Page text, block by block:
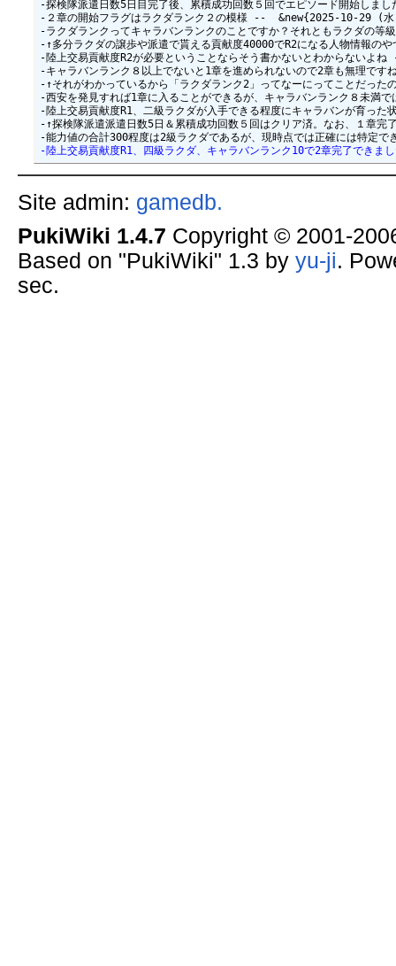
-探検隊派遣日数5日目完了後、累積成功回数５回でエピソード開始
-２章の開始フラグはラクダランク２の模様 --  &new{2025-10-29
-ラクダランクってキャラバンランクのことですか？それともラク
-↑多分ラクダの譲歩や派遣で貰える貢献度40000でR2になる人物
-陸上交易貢献度R2が必要ということならそう書かないとわからな
-キャラバンランク８以上でないと1章を進められないので2章も無
-↑それがわかっているから「ラクダランク2」ってなーにってこと
-西安を発見すれば1章に入ることができるが、キャラバンランク８
-陸上交易貢献度R1、二級ラクダが入手できる程度にキャラバンが育
-↑探検隊派遣派遣日数5日＆累積成功回数５回はクリア済。なお、１
-陸上交易貢献度R1、四級ラクダ、キャラバンランク10で2章完了で
Site admin: gamedb.
PukiWiki 1.4.7 Copyright © 2001-
Based on "PukiWiki" 1.3 by yu-ji.
sec.